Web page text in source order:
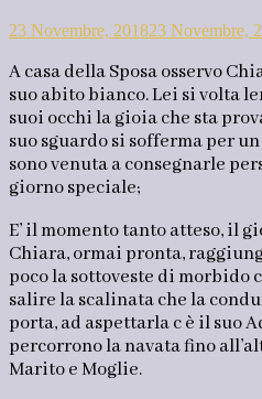
23 Novembre, 201823 Novembre,
A casa della Sposa osservo
suo abito bianco. Lei si volta
suoi occhi la gioia che sta
suo sguardo si sofferma per
sono venuta a consegnarle
giorno speciale;
E’ il momento tanto atteso, il
Chiara, ormai pronta,
poco la sottoveste di morbido
salire la scalinata che la
porta, ad aspettarla c è il suo
percorrono la navata fino
Marito e Moglie.